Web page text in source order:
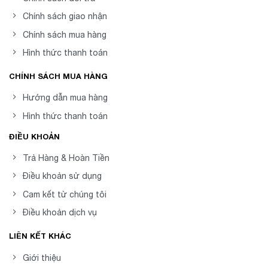
Chính sách giao nhận
Chính sách mua hàng
Hình thức thanh toán
CHÍNH SÁCH MUA HÀNG
Hướng dẫn mua hàng
Hình thức thanh toán
ĐIỀU KHOẢN
Trả Hàng & Hoàn Tiền
Điều khoản sử dụng
Cam kết từ chúng tôi
Điều khoản dịch vụ
LIÊN KẾT KHÁC
Giới thiệu